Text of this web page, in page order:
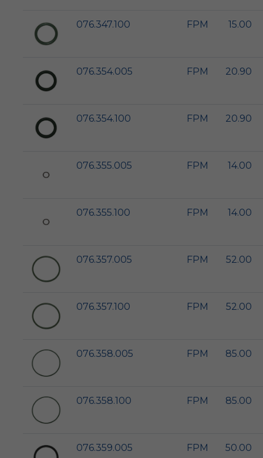
076.347.100 FPM 15.00
076.354.005 FPM 20.90
076.354.100 FPM 20.90
076.355.005 FPM 14.00
076.355.100 FPM 14.00
076.357.005 FPM 52.00
076.357.100 FPM 52.00
076.358.005 FPM 85.00
076.358.100 FPM 85.00
076.359.005 FPM 50.00